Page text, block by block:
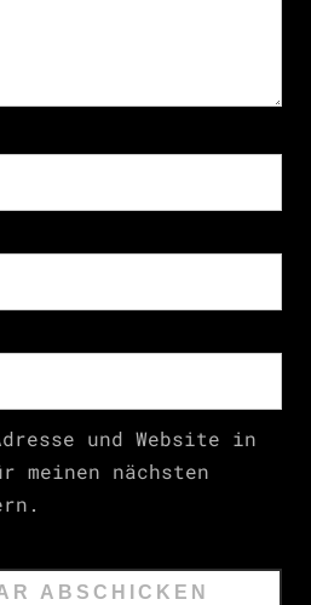
und Website in
meinen nächsten